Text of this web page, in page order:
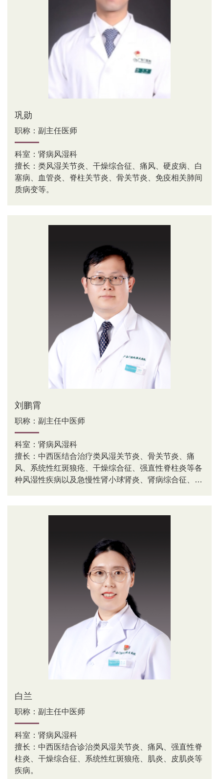
巩勋
职称：副主任医师
科室：肾病风湿科
擅长：类风湿关节炎、干燥综合征、痛风、硬皮病、白
塞病、血管炎、脊柱关节炎、骨关节炎、免疫相关肺间
质病变等。
刘鹏霄
职称：副主任中医师
科室：肾病风湿科
擅长：中西医结合治疗类风湿关节炎、骨关节炎、痛
风、系统性红斑狼疮、干燥综合征、强直性脊柱炎等各
种风湿性疾病以及急慢性肾小球肾炎、肾病综合征、急
白兰
职称：副主任中医师
科室：肾病风湿科
擅长：中西医结合诊治类风湿关节炎、痛风、强直性脊
柱炎、干燥综合征、系统性红斑狼疮、肌炎、皮肌炎等
疾病。